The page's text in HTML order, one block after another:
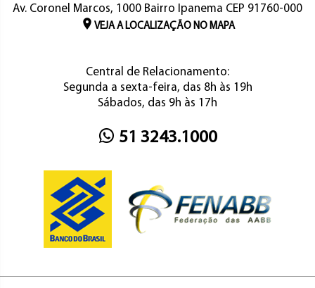
Av. Coronel Marcos, 1000 Bairro Ipanema CEP 91760-000
VEJA A LOCALIZAÇÃO NO MAPA
Central de Relacionamento:
Segunda a sexta-feira, das 8h às 19h
Sábados, das 9h às 17h
51 3243.1000